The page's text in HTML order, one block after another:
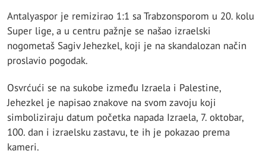
Antalyaspor je remizirao 1:1 sa Trabzonsporom u 20. kolu
Super lige, a u centru pažnje se našao izraelski
nogometaš Sagiv Jehezkel, koji je na skandalozan način
proslavio pogodak.
Osvrćući se na sukobe između Izraela i Palestine,
Jehezkel je napisao znakove na svom zavoju koji
simboliziraju datum početka napada Izraela, 7. oktobar,
100. dan i izraelsku zastavu, te ih je pokazao prema
kameri.